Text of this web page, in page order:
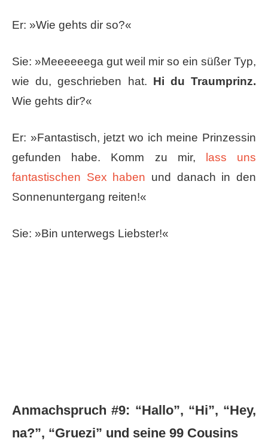
Er: »Wie gehts dir so?«
Sie: »Meeeeeega gut weil mir so ein süßer Typ,
wie du, geschrieben hat. Hi du Traumprinz.
Wie gehts dir?«
Er: »Fantastisch, jetzt wo ich meine Prinzessin
gefunden habe. Komm zu mir,
lass uns
fantastischen Sex haben und danach in den
Sonnenuntergang reiten!«
Sie: »Bin unterwegs Liebster!«
Anmachspruch #9: ​“Hallo”, “Hi”, “Hey,
na?”, “Gruezi” und seine 99 Cousins